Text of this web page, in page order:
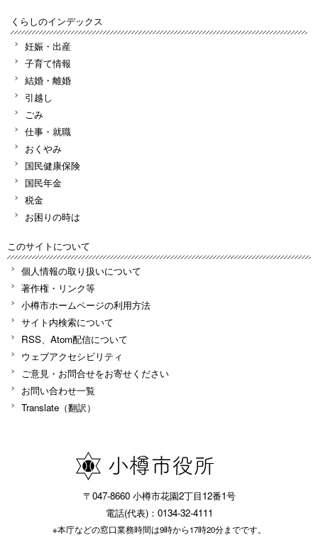
くらしのインデックス
妊娠・出産
子育て情報
結婚・離婚
引越し
ごみ
仕事・就職
おくやみ
国民健康保険
国民年金
税金
お困りの時は
このサイトについて
個人情報の取り扱いについて
著作権・リンク等
小樽市ホームページの利用方法
サイト内検索について
RSS、Atom配信について
ウェブアクセシビリティ
ご意見・お問合せをお寄せください
お問い合わせ一覧
Translate（翻訳）
〒047-8660 小樽市花園2丁目12番1号
電話(代表)：0134-32-4111
※本庁などの窓口業務時間は9時から17時20分までです。